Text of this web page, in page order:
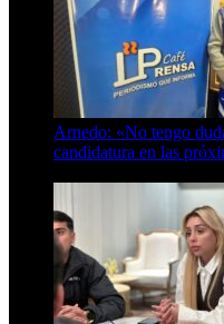
Arnedo: «No tengo
candidatura en las